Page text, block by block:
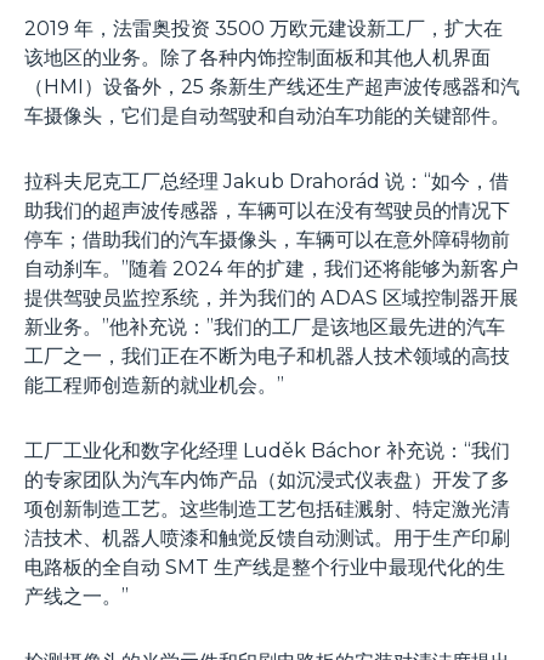
2019 年，法雷奥投资 3500 万欧元建设新工厂，扩大在
该地区的业务。除了各种内饰控制面板和其他人机界面
（HMI）设备外，25 条新生产线还生产超声波传感器和汽
车摄像头，它们是自动驾驶和自动泊车功能的关键部件。
拉科夫尼克工厂总经理 Jakub Drahorád 说：“如今，借
助我们的超声波传感器，车辆可以在没有驾驶员的情况下
停车；借助我们的汽车摄像头，车辆可以在意外障碍物前
自动刹车。”随着 2024 年的扩建，我们还将能够为新客户
提供驾驶员监控系统，并为我们的 ADAS 区域控制器开展
新业务。”他补充说：”我们的工厂是该地区最先进的汽车
工厂之一，我们正在不断为电子和机器人技术领域的高技
能工程师创造新的就业机会。”
工厂工业化和数字化经理 Luděk Báchor 补充说：“我们
的专家团队为汽车内饰产品（如沉浸式仪表盘）开发了多
项创新制造工艺。这些制造工艺包括硅溅射、特定激光清
洁技术、机器人喷漆和触觉反馈自动测试。用于生产印刷
电路板的全自动 SMT 生产线是整个行业中最现代化的生
产线之一。”